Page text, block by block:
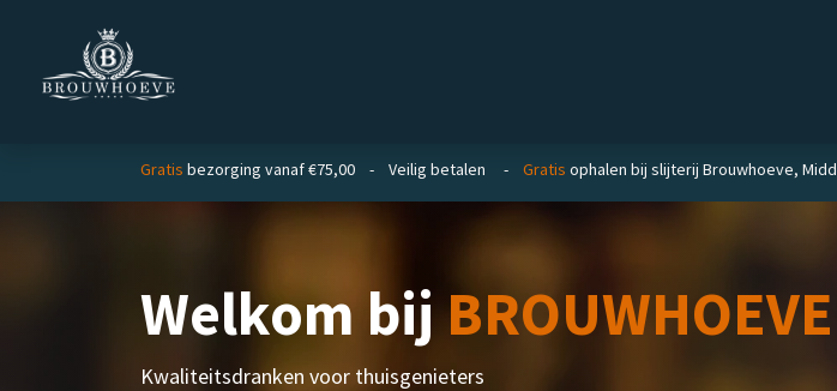
Gratis bezorging vanaf €75,00 - Veilig betalen - Gratis ophalen bij slijterij Brouwhoeve,
Welkom bijBROUWHOEVE
Kwaliteitsdranken voor thuisgenieters